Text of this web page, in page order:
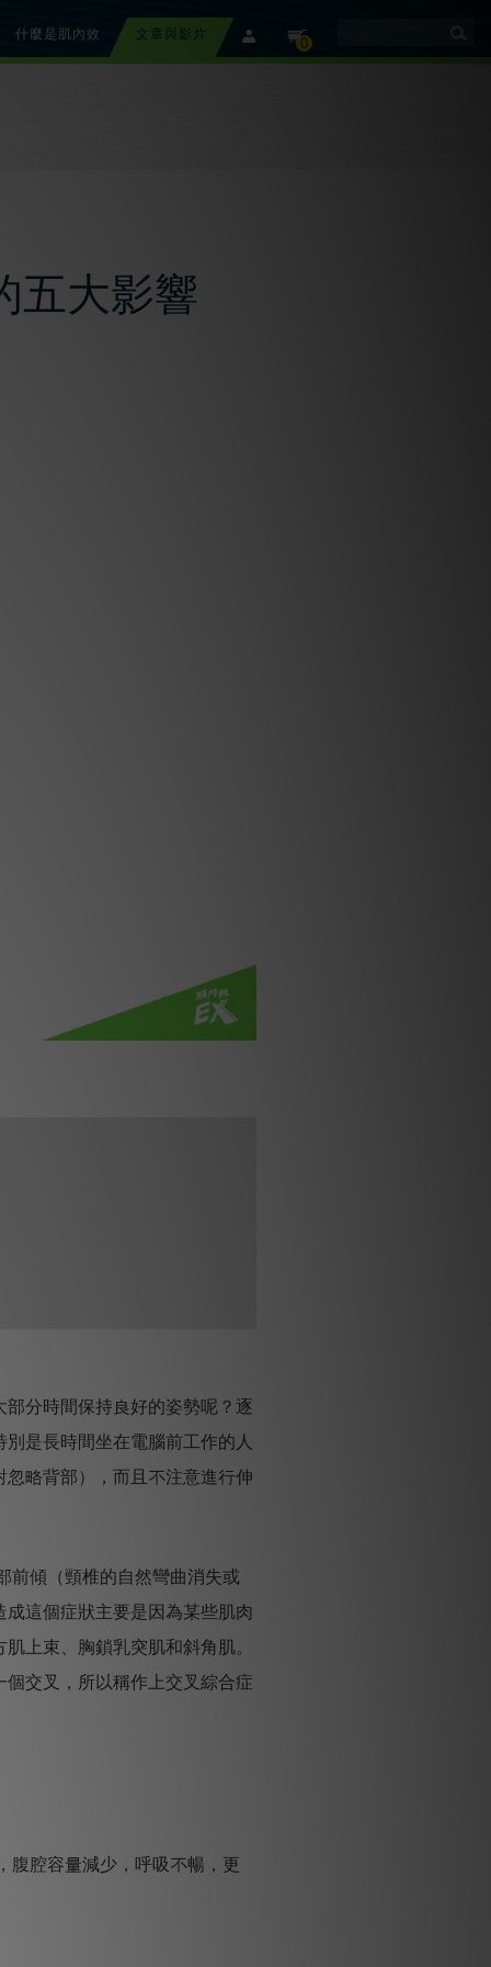
cart 0
member
什麼是肌內效 文章與影片
五大影響
分時間保持良好的姿勢呢？逐
是長時間坐在電腦前工作的人
略背部），而且不注意進行伸
前傾（頸椎的自然彎曲消失或
這個症狀主要是因為某些肌肉
上束、胸鎖乳突肌和斜角肌。
交叉，所以稱作上交叉綜合症
腹腔容量減少，呼吸不暢，更